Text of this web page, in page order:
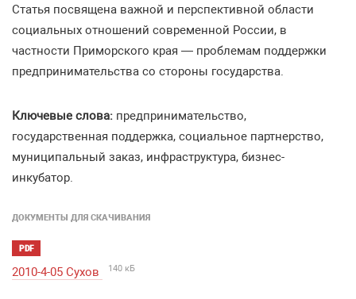
Статья посвящена важной и перспективной области
социальных отношений современной России, в
частности Приморского края — проблемам поддержки
предпринимательства со стороны государства.
Ключевые слова: предпринимательство,
государственная поддержка, социальное партнерство,
муниципальный заказ, инфраструктура, бизнес-
инкубатор.
ДОКУМЕНТЫ ДЛЯ СКАЧИВАНИЯ
PDF
2010-4-05 Сухов 140 кБ